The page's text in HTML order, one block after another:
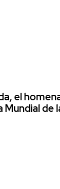
el
Mundial de